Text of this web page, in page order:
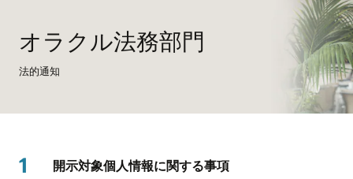
オラクル法務部門
法的通知
1 開示対象個人情報に関する事項